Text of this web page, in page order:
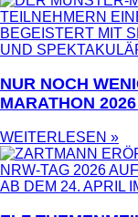
NUR NOCH
MARATHON
WEITERLESEN »